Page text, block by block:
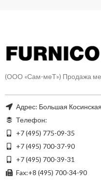
(ООО «Сам-меТ») Продажа
Адрес: Большая
Телефон:
+7 (495) 775-09-35
+7 (495) 700-37-90
+7 (495) 700-39-31
Fax:+8 (495) 700-34-90